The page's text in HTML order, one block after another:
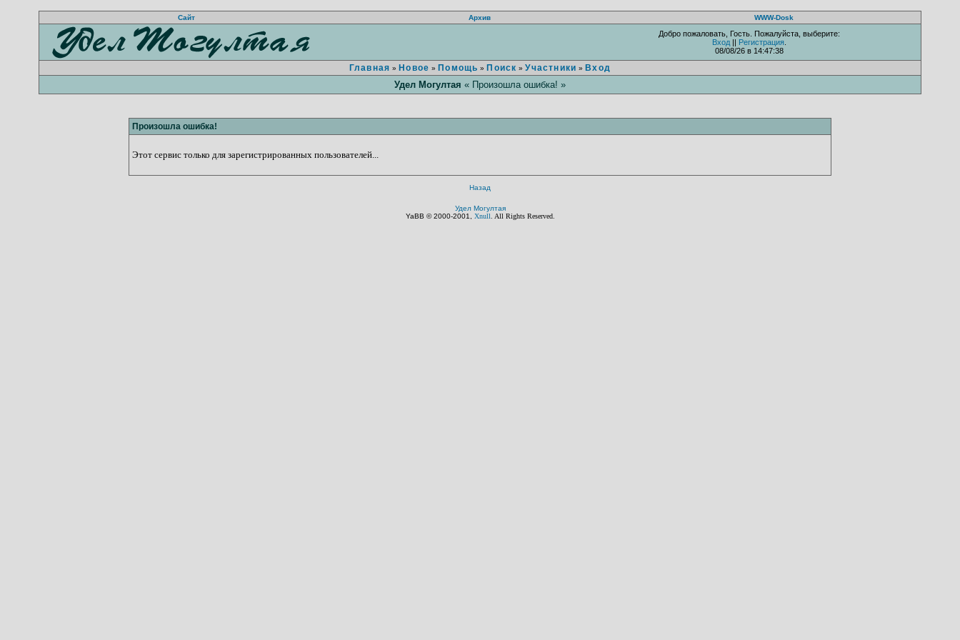
Сайт Архив WWW-Dosk
Добро пожаловать, Гость. Пожалуйста, выберите:
Вход || Регистрация
08/08/26 в 14:47:38
Главная » Новое » Помощь » Поиск »Участники » Вход
Удел Могултая « Произошла ошибка! »
Произошла ошибка!
Этот сервис только для зарегистрированных пользователей...
Назад
Удел Могултая
YaBB © 2000-2001, Xnull . All Rights Reserved.